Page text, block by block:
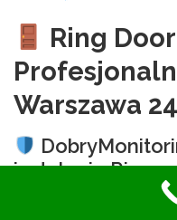
Ring
Warszawa
instalacje Ring w